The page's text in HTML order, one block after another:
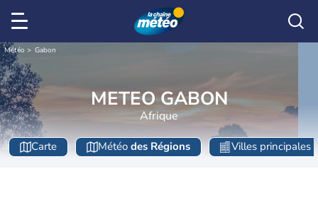
Météo Gabon
METEO GABON
Afrique
Carte Météo des Régions Villes principales